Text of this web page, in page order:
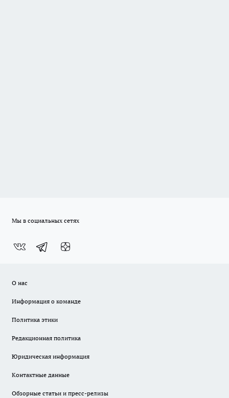
Мы в социальных сетях
О нас
Информация о команде
Политика этики
Редакционная политика
Юридическая информация
Контактные данные
Обзорные статьи и пресс-релизы